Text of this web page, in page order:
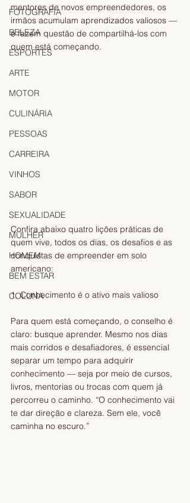
FOTOGRAFIA
BELEZA
ESPORTES
ARTE
MOTOR
CULINÁRIA
PESSOAS
CARREIRA
VINHOS
SABOR
SEXUALIDADE
MULHER
HOMEM
BEM ESTAR
COLUNA
mentores de novos empreendedores, os
irmãos acumulam aprendizados valiosos —
e fazem questão de compartilhá-los com
quem está começando.
Confira abaixo quatro lições práticas de
quem vive, todos os dias, os desafios e as
conquistas de empreender em solo
americano:
1. Conhecimento é o ativo mais valioso
Para quem está começando, o conselho é
claro: busque aprender. Mesmo nos dias
mais corridos e desafiadores, é essencial
separar um tempo para adquirir
conhecimento — seja por meio de cursos,
livros, mentorias ou trocas com quem já
percorreu o caminho. “O conhecimento vai
te dar direção e clareza. Sem ele, você
caminha no escuro.”